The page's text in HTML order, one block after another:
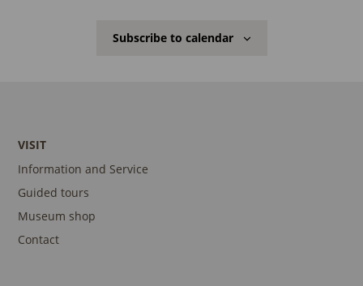
Subscribe to calendar
VISIT
Information and Service
Guided tours
Museum shop
Contact